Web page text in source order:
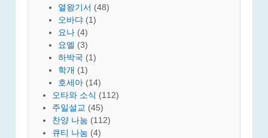
열왕기서 (48)
오바댜 (1)
요나 (4)
요엘 (3)
하박국 (1)
학개 (1)
호세아 (14)
오타와 소식 (112)
주일설교 (45)
찬양 나눔 (112)
큐티 나눔 (4)